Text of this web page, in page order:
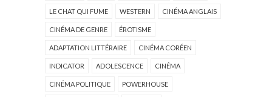
LE CHAT QUI FUME WESTERN CINÉMA ANGLAIS
CINÉMA DE GENRE ÉROTISME
ADAPTATION LITTÉRAIRE CINÉMA CORÉEN
INDICATOR ADOLESCENCE CINÉMA
CINÉMA POLITIQUE POWERHOUSE